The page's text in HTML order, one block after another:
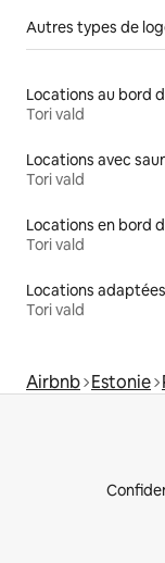
Autres types de
Locations au bord
Tori vald
Locations avec
Tori vald
Locations en bord
Tori vald
Tori vald
Airbnb Estonie